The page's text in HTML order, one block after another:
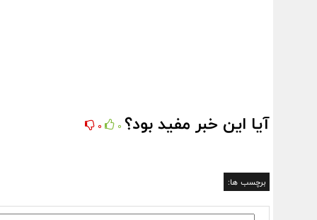
آیا این خبر مفید بود؟ 0
0
برچسب ها: